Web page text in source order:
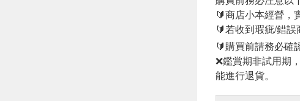
🔰商店小本經營，
🔰若收到瑕疵/錯
🔰購買前請務必確
❌鑑賞期非試用期
能進行退貨。